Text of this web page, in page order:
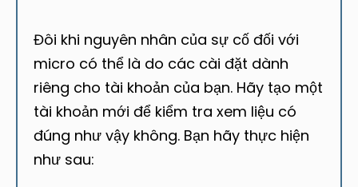
Đôi khi nguyên nhân của sự cố đối với
micro có thể là do các cài đặt dành
riêng cho tài khoản của bạn. Hãy tạo một
tài khoản mới để kiểm tra xem liệu có
đúng như vậy không. Bạn hãy thực hiện
như sau: